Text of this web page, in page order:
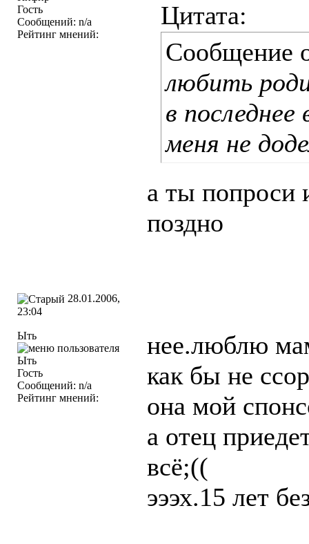
Гость
Сообщений: n/a
Рейтинг мнений:
Цитата:
Сообщение
любить
в
меня не
а ты попроси
поздно
28.01.2006,
23:04
Ыть
Гость
Сообщений: n/a
Рейтинг мнений:
нее.люблю
как бы не
она мой
а отец
всё;((
эээх.15 лет